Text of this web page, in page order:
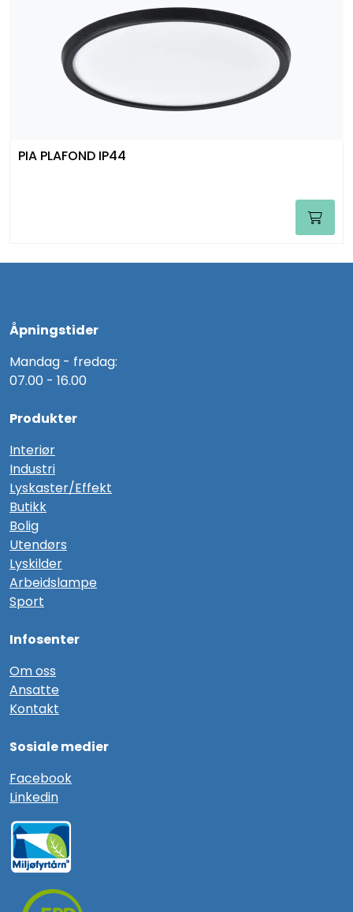
PIA PLAFOND IP44
Åpningstider
Mandag - fredag:
07.00 - 16.00
Produkter
Interiør
Industri
Lyskaster/Effekt
Butikk
Bolig
Utendørs
Lyskilder
Arbeidslampe
Sport
Infosenter
Om oss
Ansatte
Kontakt
Sosiale medier
Facebook
Linkedin